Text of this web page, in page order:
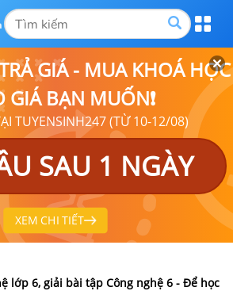
GIÁ - MUA KHOÁ HỌC
GIÁ BẠN MUỐN❗
TUYENSINH247 (TỪ 10-12/08)
SAU 1 NGÀY
XEM CHI TIẾT
lớp 6, giải bài tập Công nghệ 6 - Để học